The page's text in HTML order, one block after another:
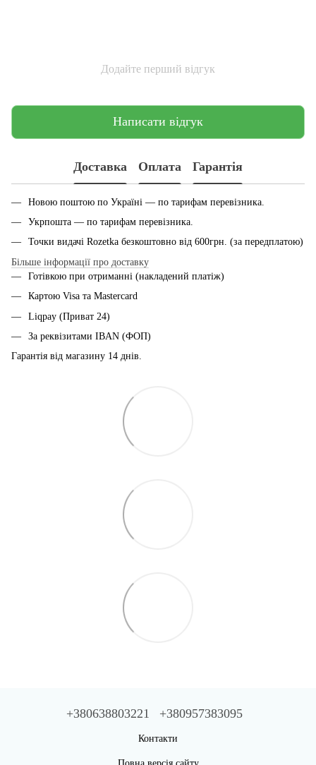
Додайте перший відгук
Написати відгук
Доставка Оплата Гарантія
Новою поштою по Україні — по тарифам перевiзника.
Укрпошта — по тарифам перевiзника.
Точки видачі Rozetka безкоштовно від 600грн. (за передплатою)
Більше інформації про доставку
Готівкою при отриманні (накладений платіж)
Картою Visa та Mastercard
Liqpay (Приват 24)
За реквізитами IBAN (ФОП)
Гарантія від магазину 14 днiв.
+380638803221 +380957383095
Контакти